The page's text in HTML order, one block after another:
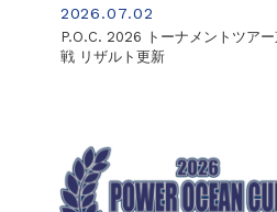
2026.07.02
P.O.C. 2026 トーナメントツア
戦 リザルト更新